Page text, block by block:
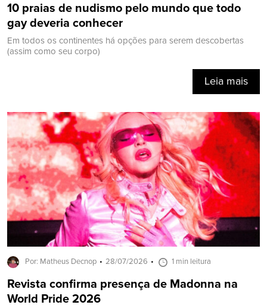
10 praias de nudismo pelo mundo que todo
gay deveria conhecer
Em todos os continentes há opções para serem descobertas
(assim como seu corpo)
Leia mais
Por: Matheus Decnop 28/07/2026 1 min leitura
Revista confirma presença de Madonna na
World Pride 2026